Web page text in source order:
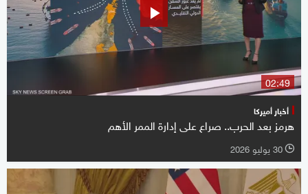
02:49
أخبار أميركا
هرمز بعد الحرب.. صراع على إدارة الممر الأهم
l 30 يوليو 2026